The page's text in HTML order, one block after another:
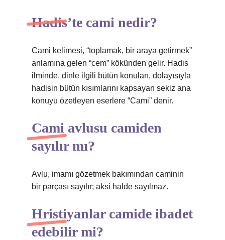
Hadis’te cami nedir?
Cami kelimesi, “toplamak, bir araya getirmek”
anlamına gelen “cem” kökünden gelir. Hadis
ilminde, dinle ilgili bütün konuları, dolayısıyla
hadisin bütün kısımlarını kapsayan sekiz ana
konuyu özetleyen eserlere “Cami” denir.
Cami avlusu camiden
sayılır mı?
Avlu, imamı gözetmek bakımından caminin
bir parçası sayılır; aksi halde sayılmaz.
Hristiyanlar camide ibadet
edebilir mi?